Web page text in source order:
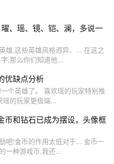
、瑶、镜、铠、澜，多说一
雄,这些英雄风格迥异、... 在这之
,那么你们知道他...
优缺点分析
个英雄了。 喜欢瑶的玩家特别推
瑶的玩家更极端...
币和钻石已成为摆设，头像框
吧!金币的作用太低对于... 金币一
一种游戏币,我还...